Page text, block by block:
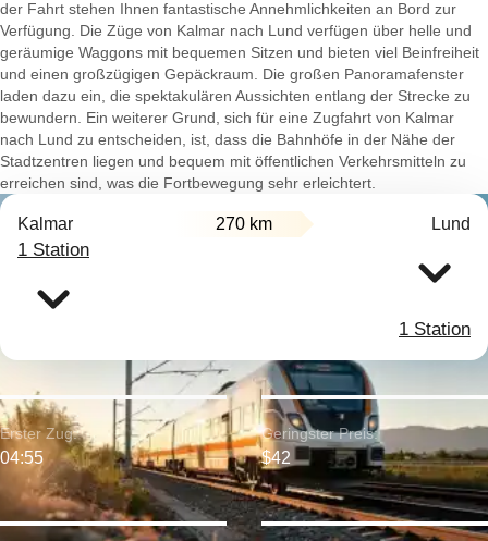
der Fahrt stehen Ihnen fantastische Annehmlichkeiten an Bord zur
Verfügung. Die Züge von Kalmar nach Lund verfügen über helle und
geräumige Waggons mit bequemen Sitzen und bieten viel Beinfreiheit
und einen großzügigen Gepäckraum. Die großen Panoramafenster
laden dazu ein, die spektakulären Aussichten entlang der Strecke zu
bewundern. Ein weiterer Grund, sich für eine Zugfahrt von Kalmar
nach Lund zu entscheiden, ist, dass die Bahnhöfe in der Nähe der
Stadtzentren liegen und bequem mit öffentlichen Verkehrsmitteln zu
erreichen sind, was die Fortbewegung sehr erleichtert.
Kalmar 270 km Lund
1 Station
1 Station
Erster Zug:
04:55
Geringster Preis:
$42